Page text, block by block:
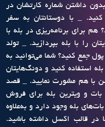
داشتن شماره کارتشان در
_ با دوستانتان به سفر
برای برنامه‌ریزی در بله با
را با بله بپردازید. _ تولد
جمع کنید؟ شما می‌توانید به
استفاده کنید و دونگ‌هایتان
با هم مشورت نمایید. _ قصد
بات و ویترین بله برای فروش
بله وجود دارد و به‌علاوه
در قالب اکسل داشته باشید.